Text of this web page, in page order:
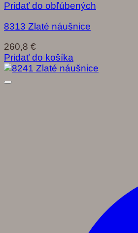
Pridať do obľúbených
8313 Zlaté náušnice
260,8 €
Pridať do košíka